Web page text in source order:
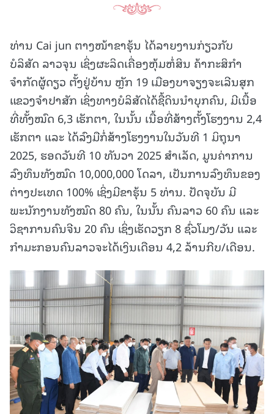
ທ່ານ Cai jun ຕາງໜ້າຂາຮຸ້ນ ໄດ້ລາຍງານກ່ຽວກັບ
ບໍລິສັດ ລາວຈຸນ ເຊິ່ງຜະລິດເຄື່ອງຫຸ້ມຫໍ່ສິນ ຄ້າກະສິກຳ
ຈຳກັດຜູ້ດຽວ ຕັ້ງຢູ່ບ້ານ ຫຼັກ 19 ເມືອງບາຈຽງຈະເລີນສຸກ
ແຂວງຈຳປາສັກ ເຊິ່ງທາງບໍລິສັດໄດ້ຊື້ດິນນໍາບຸກຄົນ, ມີເນື້ອ
ທີ່ທັ້ງໝົດ 6,3 ເຮັກຕາ, ໃນນັ້ນ ເນື້ອທີ່ສ້າງຕັ້ງໂຮງງານ 2,4
ເຮັກຕາ ແລະ ໄດ້ລົງມືກໍ່ສ້າງໂຮງງານໃນວັນທີ 1 ມິຖຸນາ
2025, ຮອດວັນທີ 10 ທັນວາ 2025 ສໍາເລັດ, ມູນຄ່າການ
ລົງທຶນທັງໝົດ 10,000,000 ໂດລາ, ເປັນການລົງທຶນຂອງ
ຕ່າງປະເທດ 100% ເຊິ່ງມີຂາຮຸ້ນ 5 ທ່ານ. ປັດຈຸບັນ ມີ
ພະນັກງານທັງໝົດ 80 ຄົນ, ໃນນັ້ນ ຄົນລາວ 60 ຄົນ ແລະ
ວິຊາການຄົນຈີນ 20 ຄົນ ເຊິ່ງເຮັດວຽກ 8 ຊົ່ວໂມງ/ວັນ ແລະ
ກຳມະກອນຄົນລາວຈະໄດ້ເງິນເດືອນ 4,2 ລ້ານກີບ/ເດືອນ.